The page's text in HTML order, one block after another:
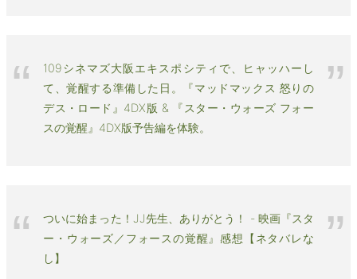
109シネマズ大阪エキスポシティで、ヒャッハーし
て、覚醒する準備した日。『マッドマックス 怒りの
デス・ロード』4DX版 & 『スター・ウォーズ フォー
スの覚醒』4DX版予告編を体験。
ついに始まった！JJ先生、ありがとう！ - 映画『スタ
ー・ウォーズ／フォースの覚醒』感想【ネタバレな
し】